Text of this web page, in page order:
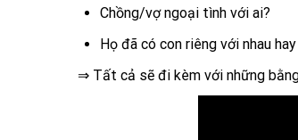
Chồng/vợ ngoại tình với ai?
Họ đã có con riêng với nhau
⇒ Tất cả sẽ đi kèm với những